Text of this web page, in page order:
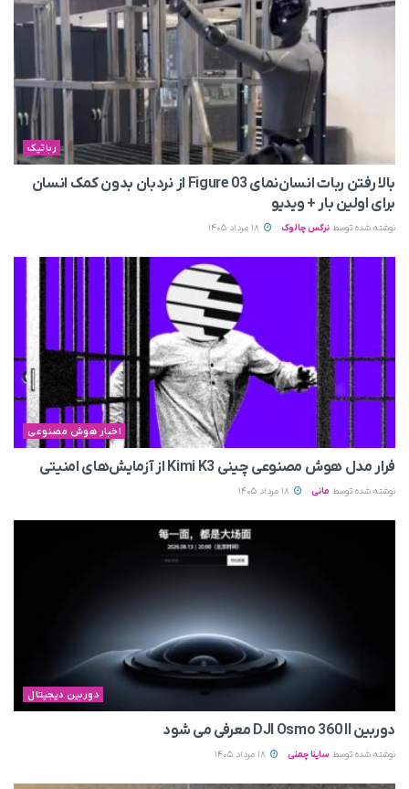
رباتیک
بالا رفتن ربات انسان‌نمای Figure 03 از نردبان بدون کمک انسان
برای اولین بار + ویدیو
نوشته شده توسط نرگس چالوک
اخبار هوش مصنوعی
فرار مدل هوش مصنوعی چینی Kimi K3 از آزمایش‌های امنیتی
نوشته شده توسط مانی
دوربین دیجیتال
دوربین DJI Osmo 360 II معرفی می‌ شود
نوشته شده توسط ساینا چمنی